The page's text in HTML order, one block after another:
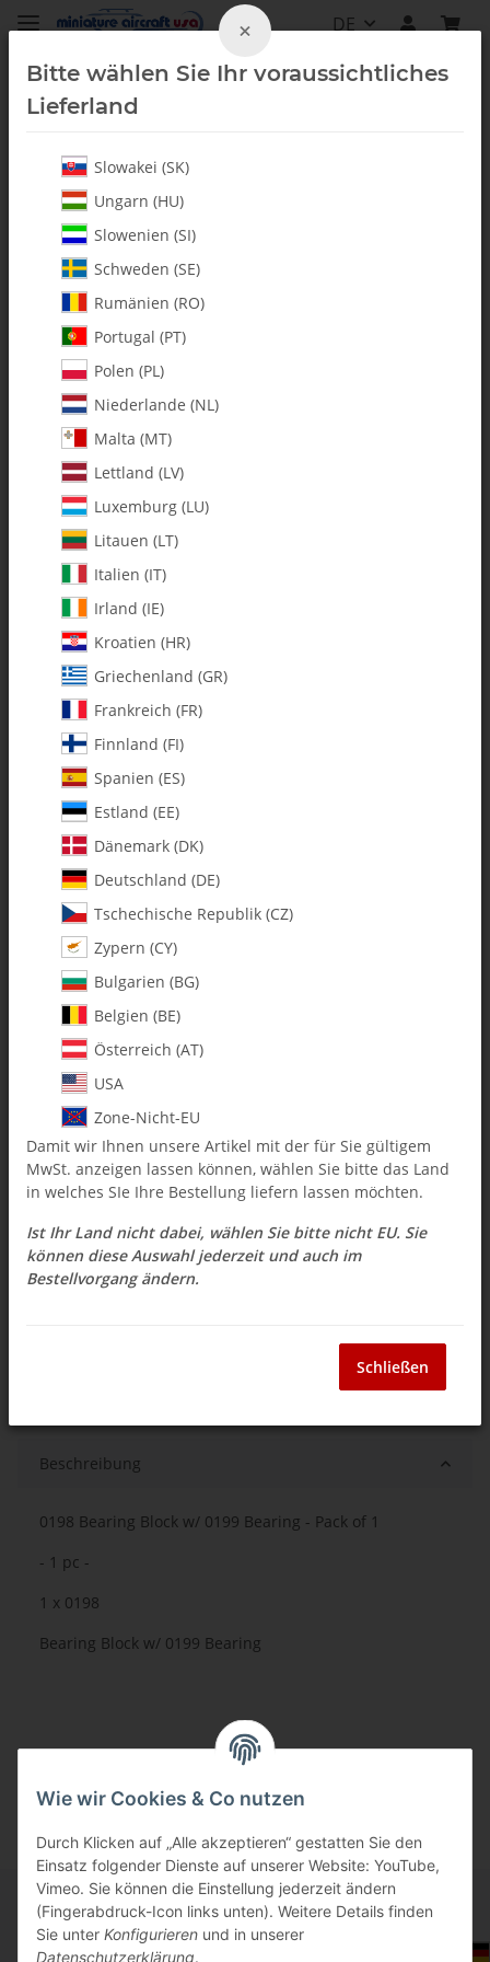
DE
Alle Artikel
0198 Bearing Block w/ 0199
Bearing - Pack of 1
Artikelnummer:
Kategorie:Alle Artikel
0198 Bearing Block w/ 0199 Bearing - Pack of 1
$ 16.61
inkl. 19% USt. , zzgl.
Auswahl Steuerzone / Lieferland
Sofort verfügbar
abweichend)
Frage zum Artikel
Beschreibung
0198 Bearing Block w/ 0199 Bearing - Pack of 1
- 1 pc -
1 x 0198
Bearing Block w/ 0199 Bearing
Informationen
Wie wir Cookies & Co nutzen
Durch Klicken auf „Alle akzeptieren“ gestatten Sie den
Einsatz folgender Dienste auf unserer Website: YouTube,
Vimeo. Sie können die Einstellung jederzeit ändern
(Fingerabdruck-Icon links unten). Weitere Details finden
Sie unter Konfigurieren und in unserer
Datenschutzerklärung.
×
Bitte wählen Sie Ihr voraussichtliches
Lieferland
Slowakei (SK)
Ungarn (HU)
Slowenien (SI)
Schweden (SE)
Rumänien (RO)
Portugal (PT)
Polen (PL)
Niederlande (NL)
Malta (MT)
Lettland (LV)
Luxemburg (LU)
Litauen (LT)
Italien (IT)
Irland (IE)
Kroatien (HR)
Griechenland (GR)
Frankreich (FR)
Finnland (FI)
Spanien (ES)
Estland (EE)
Dänemark (DK)
Deutschland (DE)
Tschechische Republik (CZ)
Zypern (CY)
Bulgarien (BG)
Belgien (BE)
Österreich (AT)
USA
Zone-Nicht-EU
Damit wir Ihnen unsere Artikel mit der für Sie gültigem
MwSt. anzeigen lassen können, wählen Sie bitte das Land
in welches SIe Ihre Bestellung liefern lassen möchten.
Ist Ihr Land nicht dabei, wählen Sie bitte nicht EU. Sie
können diese Auswahl jederzeit und auch im
Bestellvorgang ändern.
Schließen